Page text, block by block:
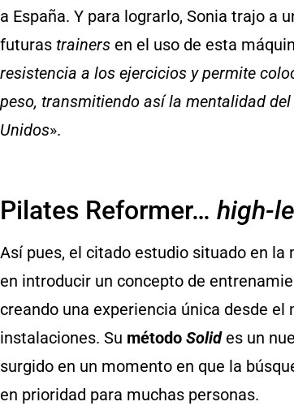
a España. Y para lograrlo, Sonia trajo a
futuras trainers en el uso de esta
resistencia a los ejercicios y permite
peso, transmitiendo así la mentalidad
Unidos».
Pilates Reformer… high-
Así pues, el citado estudio situado en
en introducir un concepto de
creando una experiencia única desde
instalaciones. Su método Solides un
surgido en un momento en que la
en prioridad para muchas personas.